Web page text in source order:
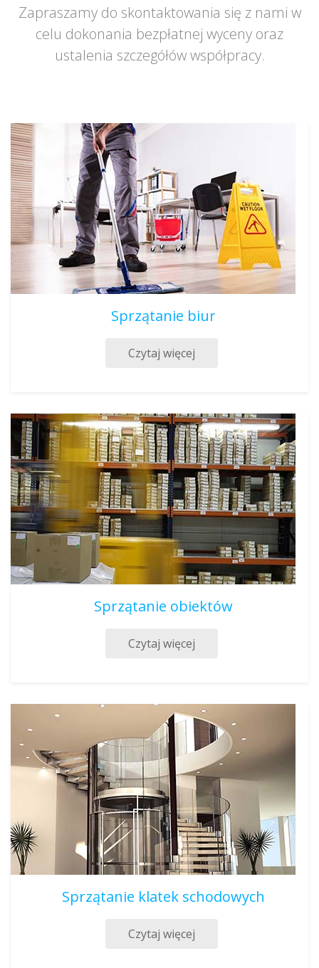
Zapraszamy do skontaktowania się z nami w
celu dokonania bezpłatnej wyceny oraz
ustalenia szczegółów współpracy.
Sprzątanie biur
Czytaj więcej
Sprzątanie obiektów
Czytaj więcej
Sprzątanie klatek schodowych
Czytaj więcej